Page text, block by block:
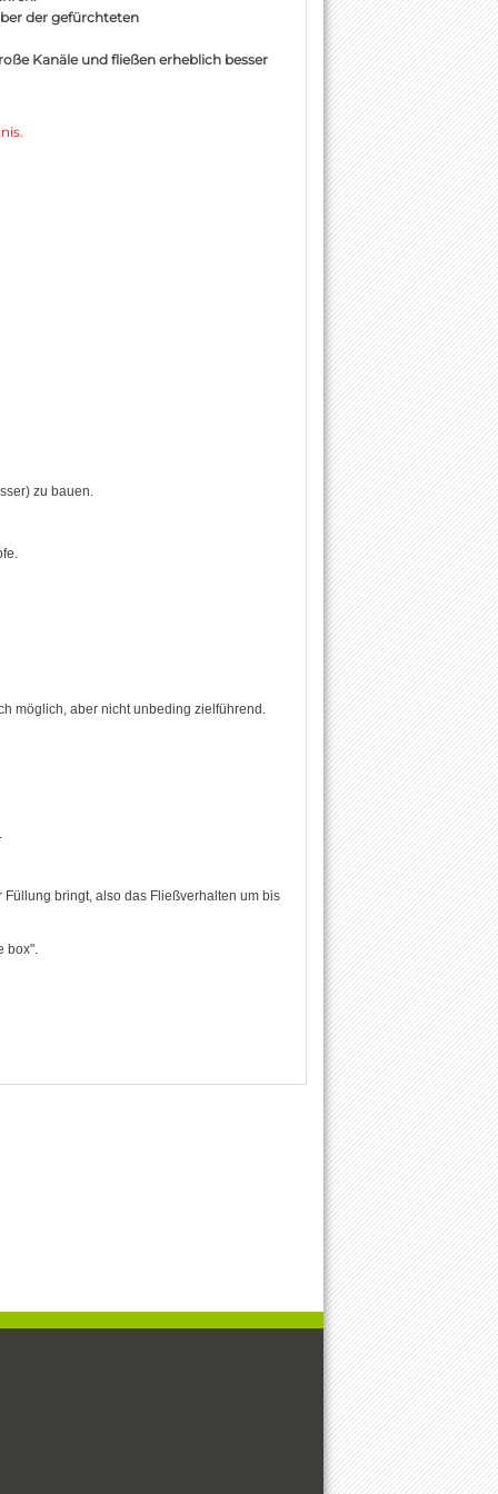
der gefürchteten
Kanäle und fließen erheblich besser
zu bauen.
möglich, aber nicht unbeding zielführend.
bringt, also das Fließverhalten um bis
box".